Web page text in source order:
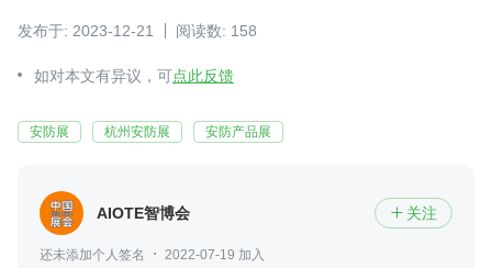
发布于: 2023-12-21 阅读数: 158
如对本文有异议，可点此反馈
安防展 杭州安防展 安防产品展
AIOTE智博会  关注
还未添加个人签名
2022-07-19 加入